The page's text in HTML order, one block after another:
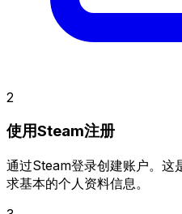
2
使用Steam注册
通过Steam登录创建账户。
求基本的个人资料信息。